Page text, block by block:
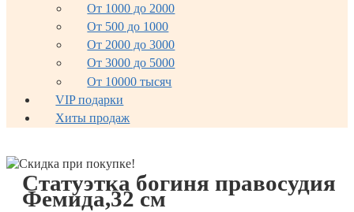
От 1000 до 2000
От 500 до 1000
От 2000 до 3000
От 3000 до 5000
От 10000 тысяч
VIP подарки
Хиты продаж
Статуэтка богиня правосудия
Фемида,32 см